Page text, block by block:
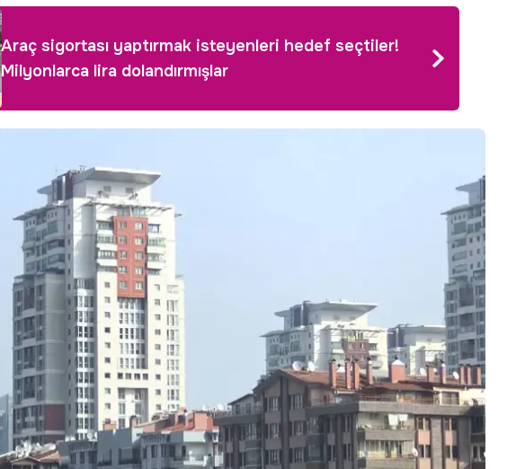
Araç sigortası yaptırmak isteyenleri hedef seçtiler!
Milyonlarca lira dolandırmışlar